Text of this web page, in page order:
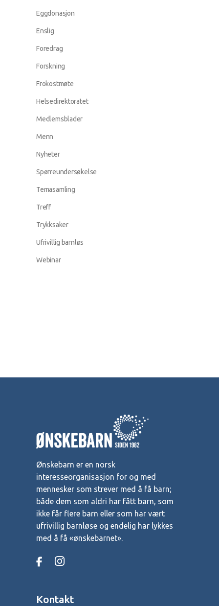
Eggdonasjon
Enslig
Foredrag
Forskning
Frokostmøte
Helsedirektoratet
Medlemsblader
Menn
Nyheter
Spørreundersøkelse
Temasamling
Treff
Trykksaker
Ufrivillig barnløs
Webinar
Ønskebarn er en norsk
interesseorganisasjon for og med
mennesker som strever med å få barn;
både dem som aldri har fått barn, som
ikke får flere barn eller som har vært
ufrivillig barnløse og endelig har lykkes
med å få «ønskebarnet».
Kontakt